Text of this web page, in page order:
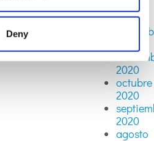
Deny
2021
2020
octubre
2020
2020
agosto